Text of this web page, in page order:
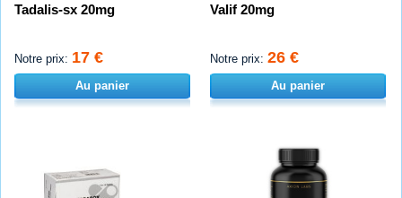
Tadalis-sx 20mg
Notre prix: 17 €
Au panier
Valif 20mg
Notre prix: 26 €
Au panier